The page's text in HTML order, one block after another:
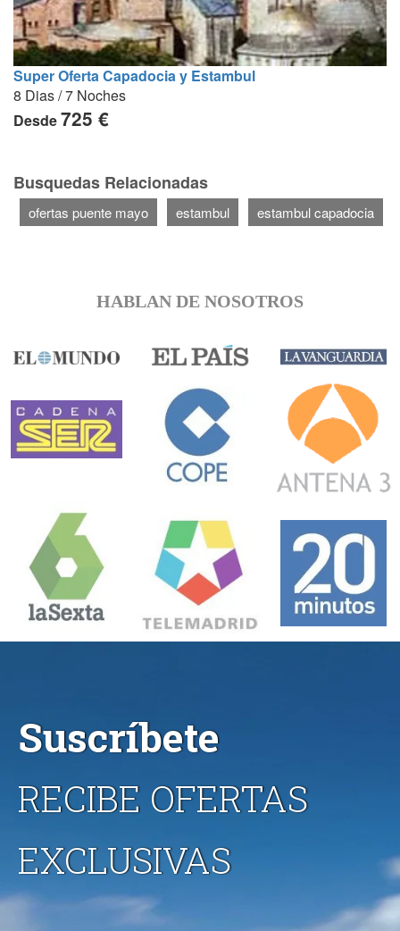
Super Oferta Capadocia y Estambul
8 Dias / 7 Noches
Desde725 €
Busquedas Relacionadas
ofertas puente mayo estambul estambul capadocia
HABLAN DE NOSOTROS
Suscríbete
RECIBE OFERTAS
EXCLUSIVAS